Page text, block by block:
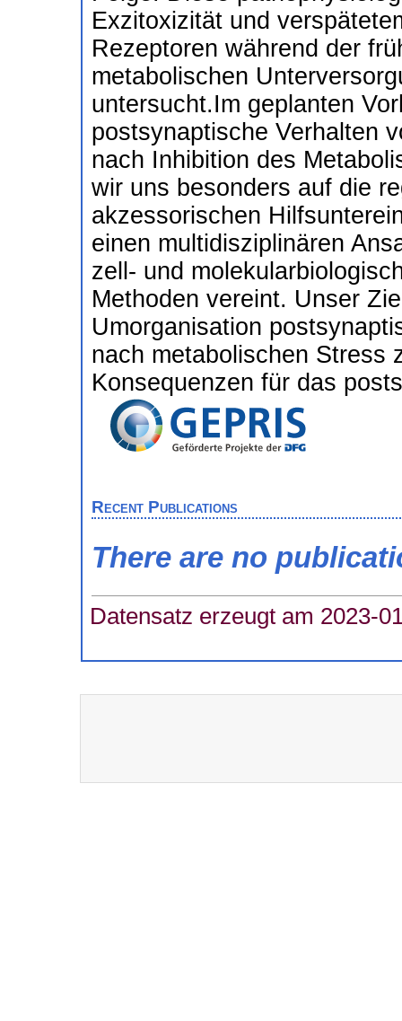
Exzitoxizität und
Rezeptoren während der
metabolischen
untersucht.Im geplanten
postsynaptische Verhalten
nach Inhibition des
wir uns besonders auf die
akzessorischen
einen multidisziplinären
zell- und
Methoden vereint. Unser
Umorganisation
nach metabolischen Stress
Konsequenzen für das
Recent Publications
There are no
Datensatz erzeugt am 2023-